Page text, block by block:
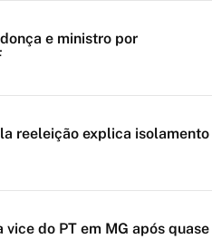
e ministro por
reeleição explica isolamento
vice do PT em MG após quase